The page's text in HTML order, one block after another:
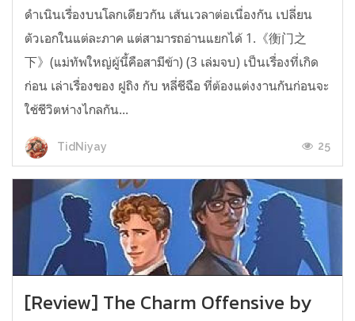
ดำเนินเรื่องบนโลกเดียวกัน เส้นเวลาต่อเนื่องกัน เปลี่ยน
ตัวเอกในแต่ละภาค แต่สามารถอ่านแยกได้ 1.《衡门之
下》(แม่ทัพใหญ่ผู้นี้คือสามีข้า) (3 เล่มจบ) เป็นเรื่องที่เกิด
ก่อน เล่าเรื่องของ ฝูถิง กับ หลี่ชีฉือ ที่ต้องแต่งงานกันก่อนจะ
ใช้ชีวิตห่างไกลกัน...
TidNiyay 25
[Review] The Charm Offensive by